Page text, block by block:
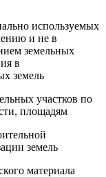
используемых
и не в
земельных
в
земель
участков по
площадям
земель
материала